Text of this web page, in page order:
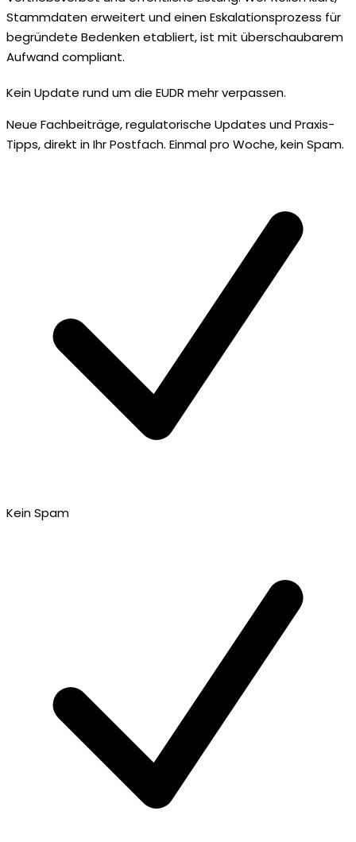
Stammdaten erweitert und einen Eskalationsprozess für
begründete Bedenken etabliert, ist mit überschaubarem
Aufwand compliant.
Kein Update rund um die EUDR mehr verpassen.
Neue Fachbeiträge, regulatorische Updates und Praxis-
Tipps, direkt in Ihr Postfach. Einmal pro Woche, kein Spam.
Kein Spam